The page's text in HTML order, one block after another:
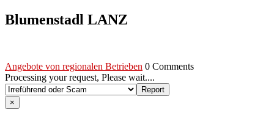
Blumenstadl LANZ
Angebote von regionalen Betrieben 0 Comments
Processing your request, Please wait....
×